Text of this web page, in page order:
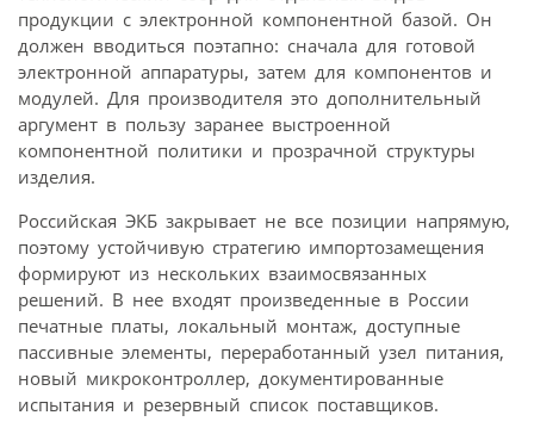
продукции с электронной компонентной базой. Он
должен вводиться поэтапно: сначала для готовой
электронной аппаратуры, затем для компонентов и
модулей. Для производителя это дополнительный
аргумент в пользу заранее выстроенной
компонентной политики и прозрачной структуры
изделия.
Российская ЭКБ закрывает не все позиции напрямую,
поэтому устойчивую стратегию импортозамещения
формируют из нескольких взаимосвязанных
решений. В нее входят произведенные в России
печатные платы, локальный монтаж, доступные
пассивные элементы, переработанный узел питания,
новый микроконтроллер, документированные
испытания и резервный список поставщиков.